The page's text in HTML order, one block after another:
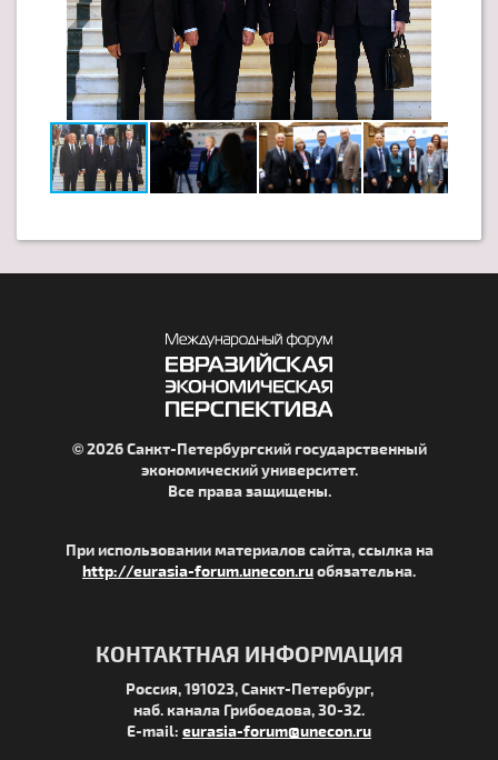
© 2026 Санкт-Петербургский государственный
экономический университет.
Все права защищены.
При использовании материалов сайта, ссылка на
http://eurasia-forum.unecon.ruобязательна.
КОНТАКТНАЯ ИНФОРМАЦИЯ
Россия, 191023, Санкт-Петербург,
наб. канала Грибоедова, 30-32.
E-mail: eurasia-forum@unecon.ru